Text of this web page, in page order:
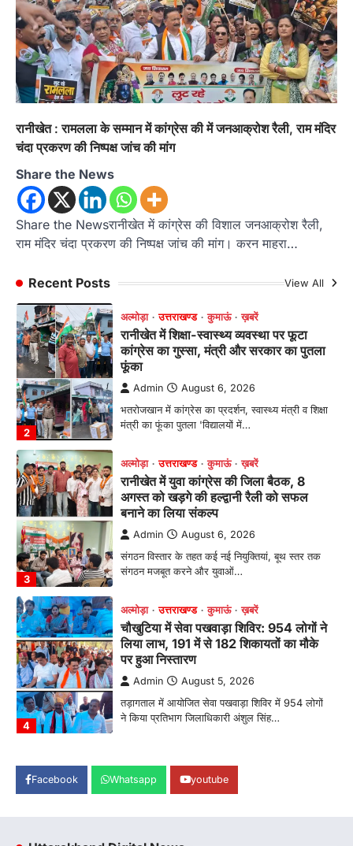
रानीखेत : रामलला के सम्मान में कांग्रेस की में जनआक्रोश रैली, राम मंदिर
चंदा प्रकरण की निष्पक्ष जांच की मांग
Share the News
Share the Newsरानीखेत में कांग्रेस की विशाल जनआक्रोश रैली,
राम मंदिर चंदा प्रकरण की निष्पक्ष जांच की मांग। करन माहरा…
Recent Posts View All
4
अल्मोड़ा उत्तराखण्ड कुमाऊं ख़बरें
चौखुटिया में सेवा पखवाड़ा शिविर: 954 लोगों ने
लिया लाभ, 191 में से 182 शिकायतों का मौके
पर हुआ निस्तारण
Admin August 5, 2026
ने किया प्रतिभाग जिलाधिकारी अंशुल सिंह…
मानिला देवी मंदिर में श्रीमद्भागवत कथा के चतुर्थ
दिवस धूमधाम से मनाया गया श्रीकृष्ण जन्मोत्सव,
राज्य मंत्री कैलाश पंत ने किया कथा श्रवण
Admin August 6, 2026
आयोजित श्रीमद्भागवत कथा के चतुर्थ दिवस गुरुवार को…
2
अल्मोड़ा उत्तराखण्ड कुमाऊं ख़बरें
रानीखेत में शिक्षा-स्वास्थ्य व्यवस्था पर फूटा
कांग्रेस का गुस्सा, मंत्री और सरकार का पुतला
फूंका
Admin August 6, 2026
भतरोजखान में कांग्रेस का प्रदर्शन, स्वास्थ्य मंत्री व शिक्षा
मंत्री का फूंका पुतला 'विद्यालयों में…
3
अल्मोड़ा उत्तराखण्ड कुमाऊं ख़बरें
रानीखेत में युवा कांग्रेस की जिला बैठक, 8
अगस्त को खड़गे की हल्द्वानी रैली को सफल
बनाने का लिया संकल्प
Admin August 6, 2026
संगठन विस्तार के तहत कई नई नियुक्तियां, बूथ स्तर तक
संगठन मजबूत करने और युवाओं…
4
अल्मोड़ा उत्तराखण्ड कुमाऊं ख़बरें
चौखुटिया में सेवा पखवाड़ा शिविर: 954 लोगों ने
लिया लाभ, 191 में से 182 शिकायतों का मौके
पर हुआ निस्तारण
Admin August 5, 2026
तड़ागताल में आयोजित सेवा पखवाड़ा शिविर में 954 लोगों
ने किया प्रतिभाग जिलाधिकारी अंशुल सिंह…
मानिला देवी मंदिर में श्रीमद्भागवत कथा के चतुर्थ
दिवस धूमधाम से मनाया गया श्रीकृष्ण जन्मोत्सव,
Facebook Whatsapp youtube